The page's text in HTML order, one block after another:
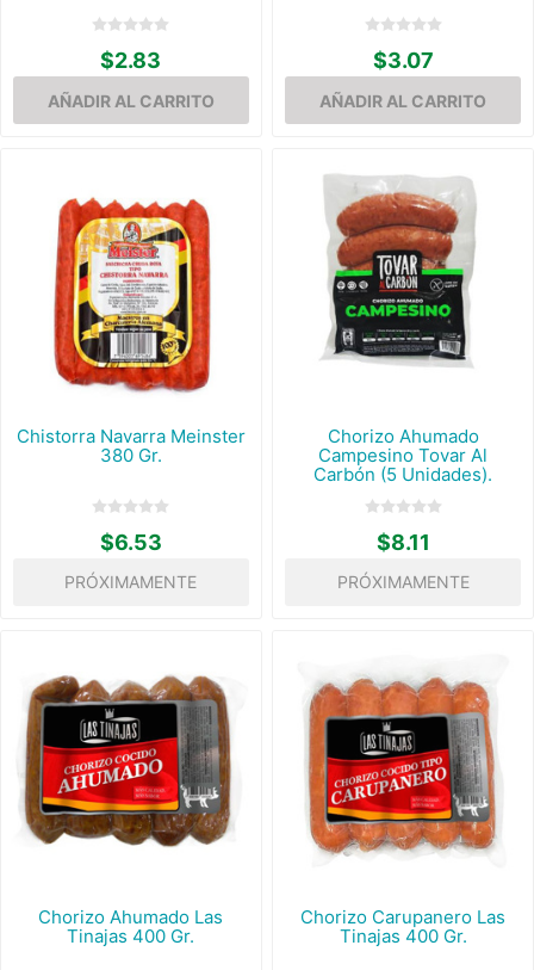
$2.83 $3.07
Chistorra Navarra Meinster
380 Gr.
$6.53
PRÓXIMAMENTE
Chorizo Ahumado
Campesino Tovar Al
Carbón (5 Unidades).
$8.11
PRÓXIMAMENTE
Chorizo Ahumado Las
Tinajas 400 Gr.
Chorizo Carupanero Las
Tinajas 400 Gr.